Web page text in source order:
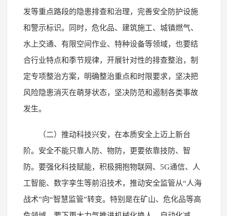
发等重点路段的隐患排查和治理，完善安全防护设施
和警示标识。同时，危化品、建筑施工、城镇燃气、
水上交通、有限空间作业、特种设备等领域，也要结
合行业特点和季节规律，开展针对性的排查整治，制
定专项整治方案，明确整治重点和时限要求，坚决把
风险隐患消灭在萌芽状态，坚决防范和遏制各类事故
发生。
（二）推动科技兴安，在本质安全上迈上新台
阶。安全不能只靠人防、物防，更要依靠技防、智
防。要强化科技赋能，积极拥抱物联网、5G通信、人
工智能、数字孪生等前沿技术，推动安全监管从“人海
战术”向“智慧监管”转变。特别是在矿山、危化品等高